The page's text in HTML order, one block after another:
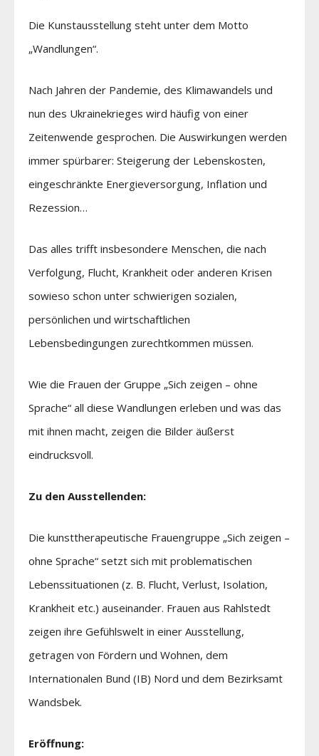
Die Kunstausstellung steht unter dem Motto
„Wandlungen“.
Nach Jahren der Pandemie, des Klimawandels und
nun des Ukrainekrieges wird häufig von einer
Zeitenwende gesprochen. Die Auswirkungen werden
immer spürbarer: Steigerung der Lebenskosten,
eingeschränkte Energieversorgung, Inflation und
Rezession…
Das alles trifft insbesondere Menschen, die nach
Verfolgung, Flucht, Krankheit oder anderen Krisen
sowieso schon unter schwierigen sozialen,
persönlichen und wirtschaftlichen
Lebensbedingungen zurechtkommen müssen.
Wie die Frauen der Gruppe „Sich zeigen – ohne
Sprache“ all diese Wandlungen erleben und was das
mit ihnen macht, zeigen die Bilder äußerst
eindrucksvoll.
Zu den Ausstellenden:
Die kunsttherapeutische Frauengruppe „Sich zeigen –
ohne Sprache“ setzt sich mit problematischen
Lebenssituationen (z. B. Flucht, Verlust, Isolation,
Krankheit etc.) auseinander. Frauen aus Rahlstedt
zeigen ihre Gefühlswelt in einer Ausstellung,
getragen von Fördern und Wohnen, dem
Internationalen Bund (IB) Nord und dem Bezirksamt
Wandsbek.
Eröffnung: